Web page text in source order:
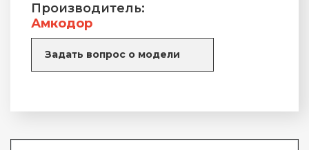
Производитель:
Амкодор
Задать вопрос о модели